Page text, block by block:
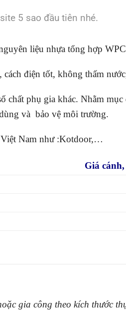
5 sao đầu tiên nhé.
liệu nhựa tổng hợp
điện tốt, không thấm
chất phụ gia khác. Nhằm
và bảo vệ môi trường.
Việt Nam như :Kotdoor,…
Giá
gia công theo kích thước